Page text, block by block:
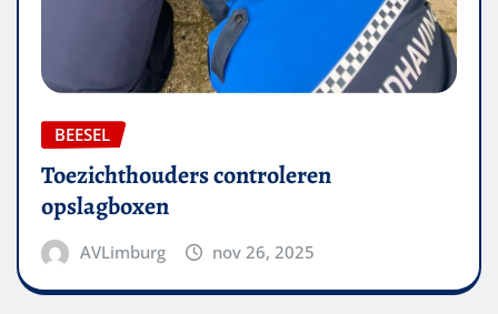
BEESEL
Toezichthouders controleren
opslagboxen
AVLimburg nov 26, 2025